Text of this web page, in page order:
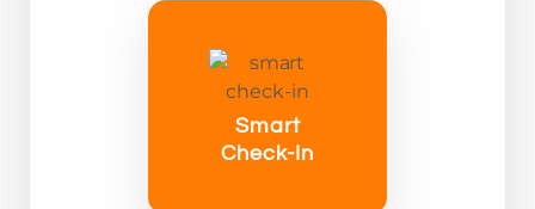
Smart
Check-In